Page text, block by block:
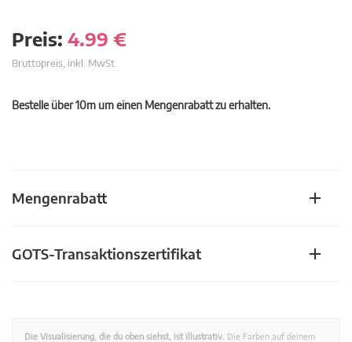
Preis: 4.99 €
Bruttopreis, inkl. MwSt.
Bestelle über 10m um einen Mengenrabatt zu erhalten.
Mengenrabatt
GOTS-Transaktionszertifikat
Die Visualisierung, die du oben siehst, ist illustrativ. Die Farben auf deinem